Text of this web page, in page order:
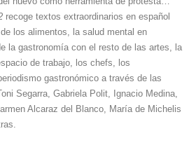
recoge textos extraordinarios en español
los alimentos, la salud mental en
la gastronomía con el resto de las artes, la
de trabajo, los chefs, los
gastronómico a través de las
Segarra, Gabriela Polit, Ignacio Medina,
Alcaraz del Blanco, María de Michelis